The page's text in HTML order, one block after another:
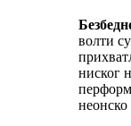
волти
ниског
неонско